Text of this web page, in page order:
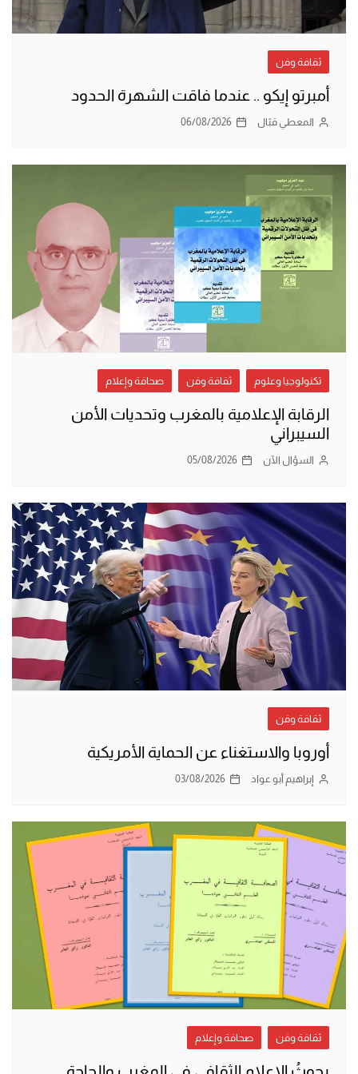
ثقافة وفن
أمبرتو إيكو .. عندما فاقت الشهرة الحدود
المعطي قبّال 06/08/2026
تكنولوجيا وعلوم ثقافة وفن صحافة وإعلام
الرقابة الإعلامية بالمغرب وتحديات الأمن
السيبراني
السؤال الآن 05/08/2026
ثقافة وفن
أوروبا والاستغناء عن الحماية الأمريكية
إبراهيم أبو عواد 03/08/2026
ثقافة وفن صحافة وإعلام